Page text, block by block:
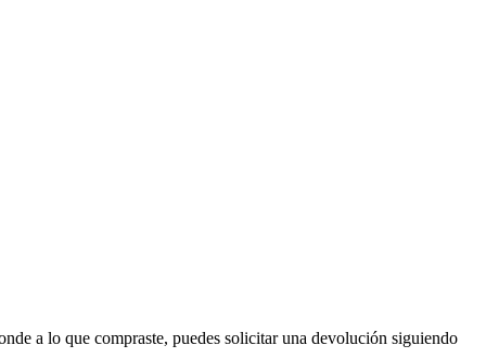
a lo que compraste, puedes solicitar una devolución siguiendo